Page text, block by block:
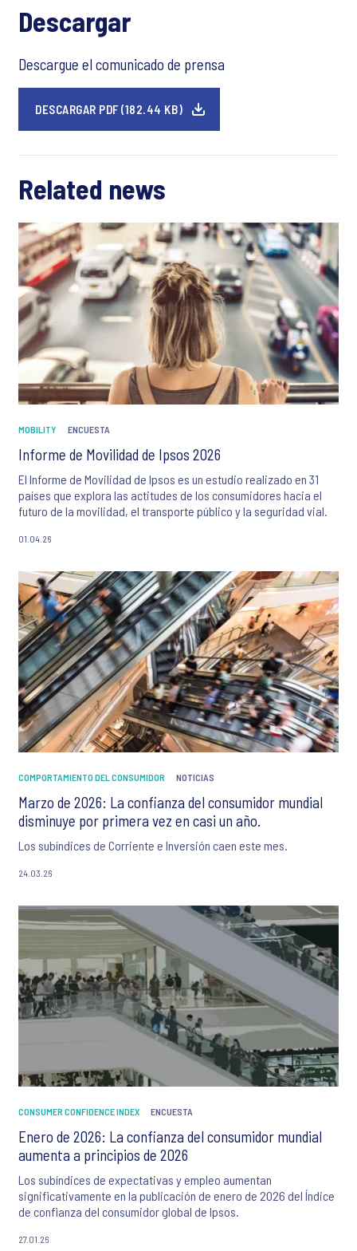
Descargar
Descargue el comunicado de prensa
DESCARGAR PDF (182.44 KB)
Related news
MOBILITY ENCUESTA
Informe de Movilidad de Ipsos 2026
El Informe de Movilidad de Ipsos es un estudio realizado en 31
países que explora las actitudes de los consumidores hacia el
futuro de la movilidad, el transporte público y la seguridad vial.
01.04.26
COMPORTAMIENTO DEL CONSUMIDOR NOTICIAS
Marzo de 2026: La confianza del consumidor mundial
disminuye por primera vez en casi un año.
Los subíndices de Corriente e Inversión caen este mes.
24.03.26
CONSUMER CONFIDENCE INDEX ENCUESTA
Enero de 2026: La confianza del consumidor mundial
aumenta a principios de 2026
Los subíndices de expectativas y empleo aumentan
significativamente en la publicación de enero de 2026 del Índice
de confianza del consumidor global de Ipsos.
27.01.26